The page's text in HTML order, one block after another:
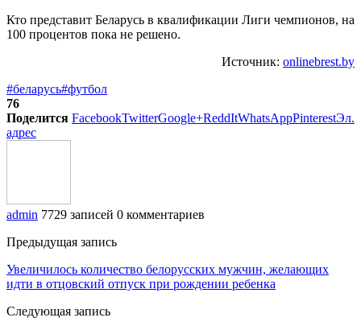
Кто представит Беларусь в квалификации Лиги чемпионов, на
100 процентов пока не решено.
Источник: onlinebrest.by
#беларусь#футбол
76
Поделится FacebookTwitterGoogle+ReddItWhatsAppPinterestЭл.
адрес
admin 7729 записей 0 комментариев
Предыдущая запись
Увеличилось количество белорусских мужчин, желающих
идти в отцовский отпуск при рождении ребенка
Следующая запись